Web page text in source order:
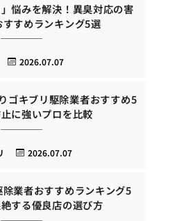
悩みを解決！異臭対応の害
すめランキング5選
2026.07.07
ゴキブリ駆除業者おすすめ5
に強いプロを比較
2026.07.07
業者おすすめランキング5
する優良店の選び方